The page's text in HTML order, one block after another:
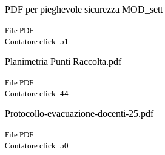
PDF per pieghevole sicurezza
File PDF
Contatore click: 51
Planimetria Punti Raccolta.pdf
File PDF
Contatore click: 44
Protocollo-evacuazione-docenti-25.pdf
File PDF
Contatore click: 50